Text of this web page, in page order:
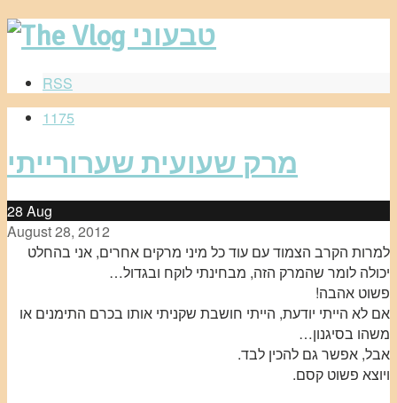
RSS
1175
מרק שעועית שערורייתי
28 Aug
August 28, 2012
למרות הקרב הצמוד עם עוד כל מיני מרקים אחרים, אני בהחלט
יכולה לומר שהמרק הזה, מבחינתי לוקח ובגדול…
פשוט אהבה!
אם לא הייתי יודעת, הייתי חושבת שקניתי אותו בכרם התימנים או
משהו בסיגנון…
אבל, אפשר גם להכין לבד.
ויוצא פשוט קסם.